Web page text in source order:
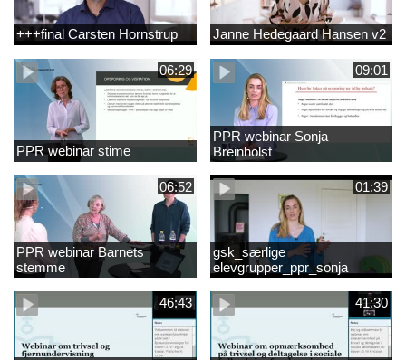
+++final Carsten Hornstrup Janne Hedegaard Hansen v2
06:29
PPR webinar stime
09:01
PPR webinar Sonja
Breinholst
06:52
PPR webinar Barnets
stemme
01:39
gsk_særlige
elevgrupper_ppr_sonja
breinholst
46:43
41:30